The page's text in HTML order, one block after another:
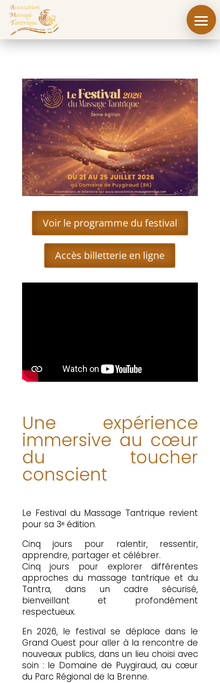
Accueil
Liste
des
Praticien.ne.s
Les
évènements
Actualités
Festival
2026
Blog
Nous
contacter
Pep’s
up
Voir le programme du festival
Accès billetterie en ligne
Une expérience
immersive au cœur
du toucher
conscient
Le Festival du Massage Tantrique revient
pour sa 3ᵉ édition.
Cinq jours pour ralentir, ressentir,
apprendre, partager et célébrer.
Cinq jours pour explorer différentes
approches du massage tantrique et du
Tantra, dans un cadre sécurisé,
bienveillant et profondément
respectueux.
En 2026, le festival se déplace dans le
Grand Ouest pour aller à la rencontre de
nouveaux publics, dans un lieu choisi avec
soin : le Domaine de Puygiraud, au cœur
du Parc Régional de la Brenne.